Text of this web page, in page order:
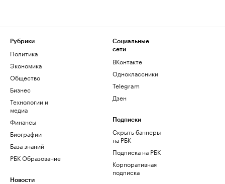
Рубрики
Политика
Экономика
Общество
Бизнес
Технологии и
медиа
Финансы
Биографии
База знаний
РБК Образование
Новости
Социальные
сети
ВКонтакте
Одноклассники
Telegram
Дзен
Подписки
Скрыть баннеры
на РБК
Подписка на РБК
Корпоративная
подписка